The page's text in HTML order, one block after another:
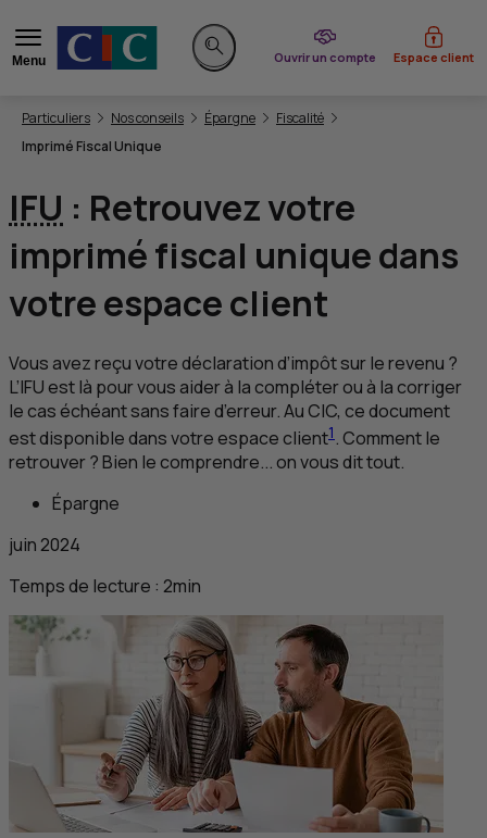
Menu
Rechercher sur le site
Ouvrir un compte
du CIC Espace client
Vous êtes ici:
Particuliers Nos conseils Épargne
Fiscalité
Imprimé Fiscal Unique
IFU : Retrouvez votre
imprimé fiscal unique dans
votre espace client
Vous avez reçu votre déclaration d’impôt sur le revenu ?
L’IFUest là pour vous aider à la compléter ou à la corriger
le cas échéant sans faire d’erreur. AuCIC, ce document
est disponible dans votre espace client1. Comment le
retrouver ? Bien le comprendre... on vous dit tout.
Épargne
juin 2024
Temps de lecture : 2min